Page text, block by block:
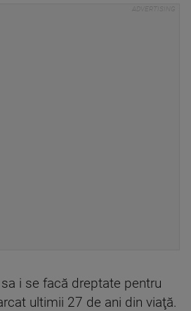
i se facă dreptate pentru
ultimii 27 de ani din viaţă.